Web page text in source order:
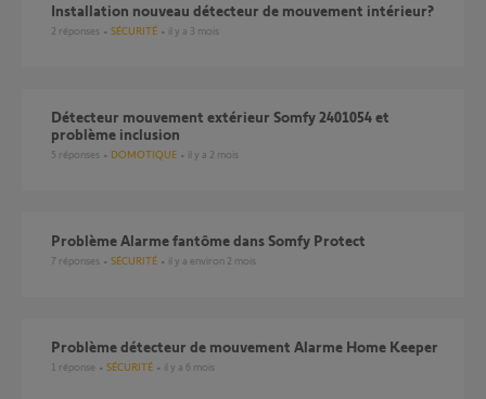
installation nouveau détecteur de mouvement intérieur?
2 réponses SÉCURITÉ il y a 3 mois
Détecteur mouvement extérieur Somfy 2401054 et
problème inclusion
5 réponses DOMOTIQUE il y a 2 mois
Problème Alarme fantôme dans Somfy Protect
7 réponses SÉCURITÉ il y a environ 2 mois
Problème détecteur de mouvement Alarme Home Keeper
1 réponse SÉCURITÉ il y a 6 mois